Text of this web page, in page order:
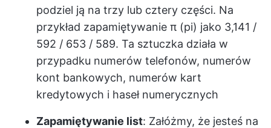
podziel ją na trzy lub cztery części. Na
przykład zapamiętywanie π (pi) jako 3,141 /
592 / 653 / 589. Ta sztuczka działa w
przypadku numerów telefonów, numerów
kont bankowych, numerów kart
kredytowych i haseł numerycznych
Zapamiętywanie list: Załóżmy, że jesteś na